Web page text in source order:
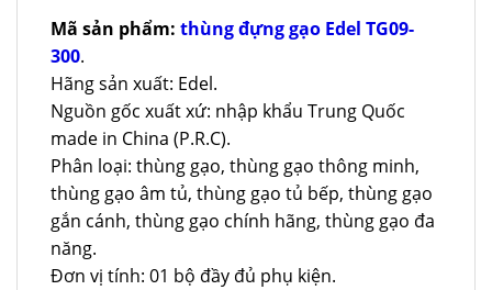
Mã sản phẩm: thùng đựng gạo Edel TG09-
300.
Hãng sản xuất: Edel.
Nguồn gốc xuất xứ: nhập khẩu Trung Quốc
made in China (P.R.C).
Phân loại: thùng gạo, thùng gạo thông minh,
thùng gạo âm tủ, thùng gạo tủ bếp, thùng gạo
gắn cánh, thùng gạo chính hãng, thùng gạo đa
năng.
Đơn vị tính: 01 bộ đầy đủ phụ kiện.